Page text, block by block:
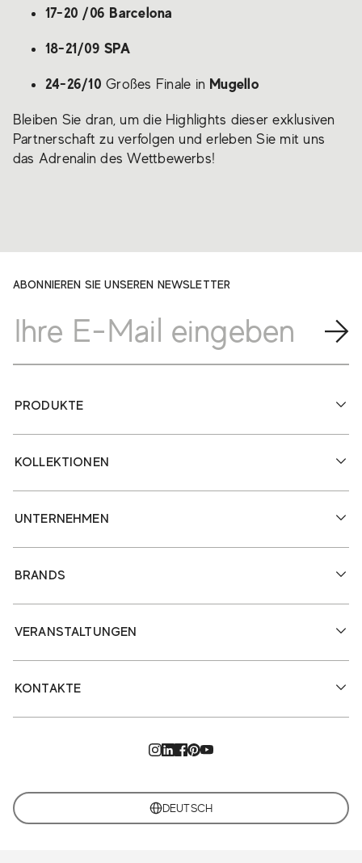
17-20 /06 Barcelona
18-21/09 SPA
24-26/10 Großes Finale in Mugello
Bleiben Sie dran, um die Highlights dieser exklusiven
Partnerschaft zu verfolgen und erleben Sie mit uns
das Adrenalin des Wettbewerbs!
ABONNIEREN SIE UNSEREN NEWSLETTER
PRODUKTE
KOLLEKTIONEN
UNTERNEHMEN
BRANDS
VERANSTALTUNGEN
KONTAKTE
DEUTSCH